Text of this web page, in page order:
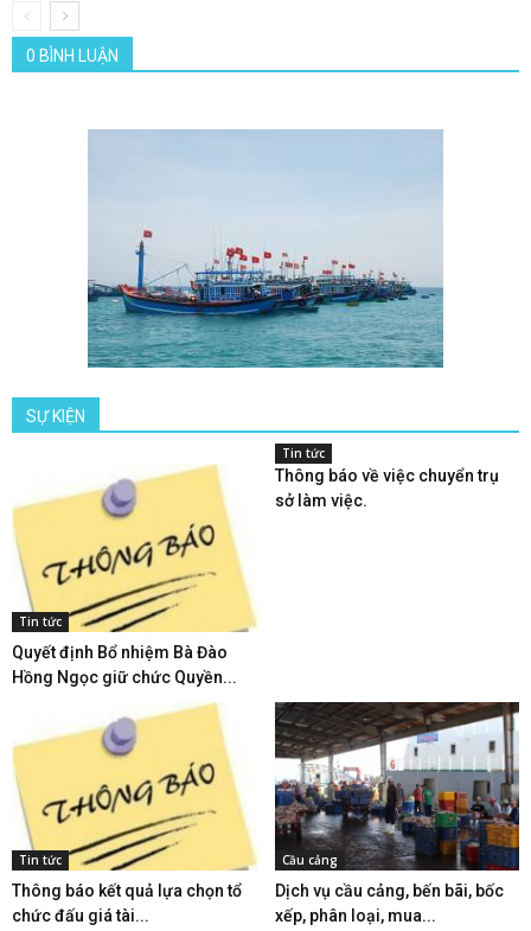
0 BÌNH LUẬN
SỰ KIỆN
Tin tức
Quyết định Bổ nhiệm Bà Đào
Hồng Ngọc giữ chức Quyền...
Tin tức
Thông báo về việc chuyển trụ
sở làm việc.
Tin tức
Thông báo kết quả lựa chọn tổ
chức đấu giá tài...
Cầu cảng
Dịch vụ cầu cảng, bến bãi, bốc
xếp, phân loại, mua...